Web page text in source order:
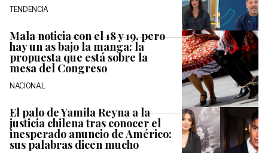
TENDENCIA
Mala noticia con el 18 y 19, pero
hay un as bajo la manga: la
propuesta que está sobre la
mesa del Congreso
NACIONAL
El palo de Yamila Reyna a la
justicia chilena tras conocer el
inesperado anuncio de Américo:
sus palabras dicen mucho